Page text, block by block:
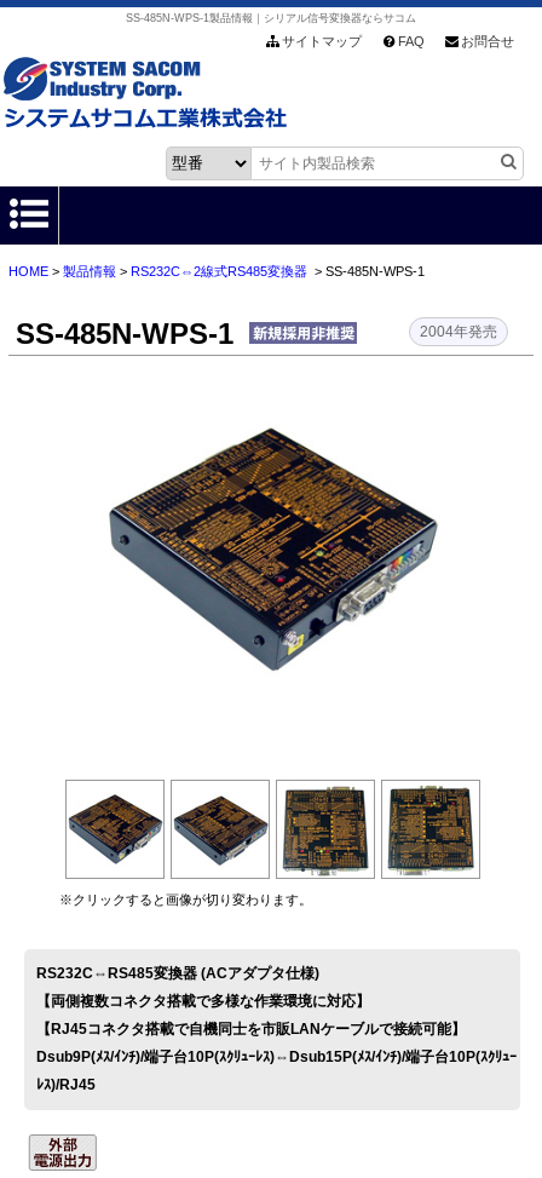
SS-485N-WPS-1製品情報｜シリアル信号変換器ならサコム
サイトマップ FAQ お問合せ
HOME
製品情報
お客様サポート
会社情報
お問い合わせ
HOME> 製品情報 > RS232C⇔2線式RS485変換器> SS-485N-WPS-1
SS-485N-WPS-1 2004年発売
※クリックすると画像が切り変わります。
RS232C⇔RS485変換器 (ACアダプタ仕様)
【両側複数コネクタ搭載で多様な作業環境に対応】
【RJ45コネクタ搭載で自機同士を市販LANケーブルで接続可能】
Dsub9P(ﾒｽ/ｲﾝﾁ)/端子台10P(ｽｸﾘｭｰﾚｽ)⇔Dsub15P(ﾒｽ/ｲﾝﾁ)/端子台10P(ｽｸﾘｭｰ
ﾚｽ)/RJ45